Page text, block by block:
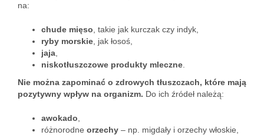
na:
chude mięso , takie jak kurczak czy indyk,
ryby morskie , jak łosoś,
jaja
niskotłuszczowe produkty mleczne
Nie można zapominać o zdrowych tłuszczach, które mają
pozytywny wpływ na organizm. Do ich źródeł należą:
awokado
różnorodne orzechy – np. migdały i orzechy włoskie,